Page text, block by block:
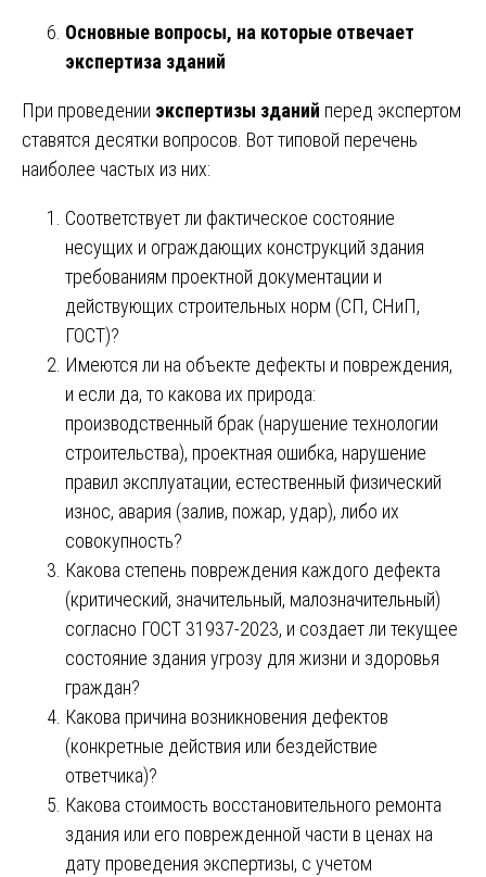
Основные вопросы, на которые отвечает
экспертиза зданий
При проведении экспертизы зданий перед экспертом
ставятся десятки вопросов. Вот типовой перечень
наиболее частых из них:
Соответствует ли фактическое состояние
несущих и ограждающих конструкций здания
требованиям проектной документации и
действующих строительных норм (СП, СНиП,
ГОСТ)?
Имеются ли на объекте дефекты и повреждения,
и если да, то какова их природа:
производственный брак (нарушение технологии
строительства), проектная ошибка, нарушение
правил эксплуатации, естественный физический
износ, авария (залив, пожар, удар), либо их
совокупность?
Какова степень повреждения каждого дефекта
(критический, значительный, малозначительный)
согласно ГОСТ 31937-2023, и создает ли текущее
состояние здания угрозу для жизни и здоровья
граждан?
Какова причина возникновения дефектов
(конкретные действия или бездействие
ответчика)?
Какова стоимость восстановительного ремонта
здания или его поврежденной части в ценах на
дату проведения экспертизы, с учетом